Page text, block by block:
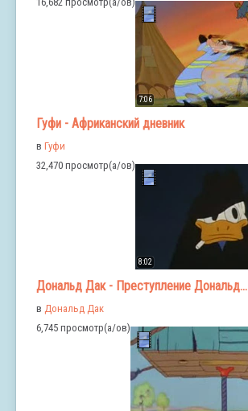
7:06
Гуфи - Африканский дневник
в Гуфи
32,470 просмотр(а/ов)
8:02
Дональд Дак - Преступление Дональд...
в Дональд Дак
6,745 просмотр(а/ов)